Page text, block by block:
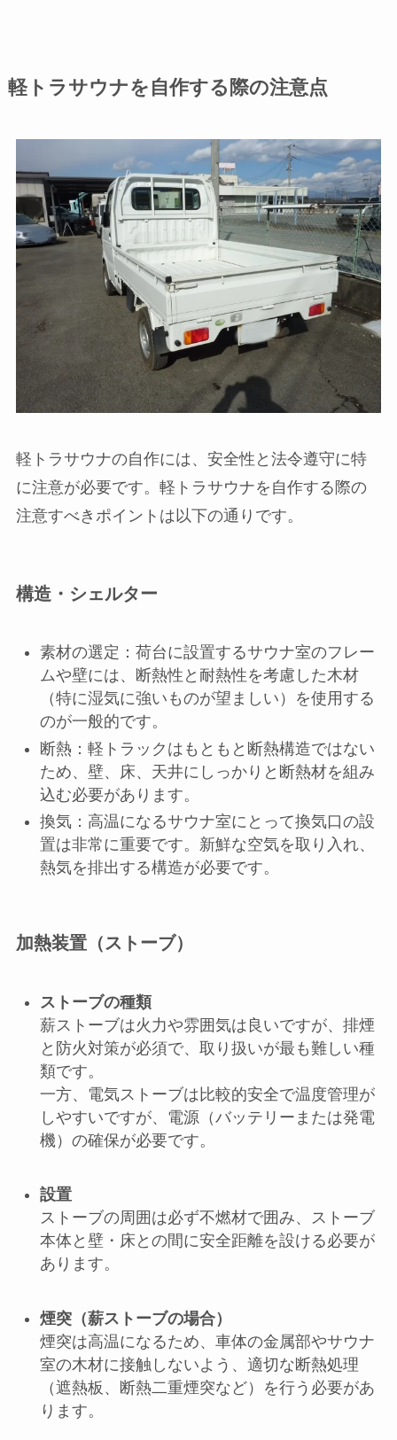
軽トラサウナを自作する際の注意点
軽トラサウナの自作には、安全性と法令遵守に特
に注意が必要です。軽トラサウナを自作する際の
注意すべきポイントは以下の通りです。
構造・シェルター
素材の選定：荷台に設置するサウナ室のフレー
ムや壁には、断熱性と耐熱性を考慮した木材
（特に湿気に強いものが望ましい）を使用する
のが一般的です。
断熱：軽トラックはもともと断熱構造ではない
ため、壁、床、天井にしっかりと断熱材を組み
込む必要があります。
換気：高温になるサウナ室にとって換気口の設
置は非常に重要です。新鮮な空気を取り入れ、
熱気を排出する構造が必要です。
加熱装置（ストーブ）
ストーブの種類
薪ストーブは火力や雰囲気は良いですが、排煙
と防火対策が必須で、取り扱いが最も難しい種
類です。
一方、電気ストーブは比較的安全で温度管理が
しやすいですが、電源（バッテリーまたは発電
機）の確保が必要です。
設置
ストーブの周囲は必ず不燃材で囲み、ストーブ
本体と壁・床との間に安全距離を設ける必要が
あります。
煙突（薪ストーブの場合）
煙突は高温になるため、車体の金属部やサウナ
室の木材に接触しないよう、適切な断熱処理
（遮熱板、断熱二重煙突など）を行う必要があ
ります。